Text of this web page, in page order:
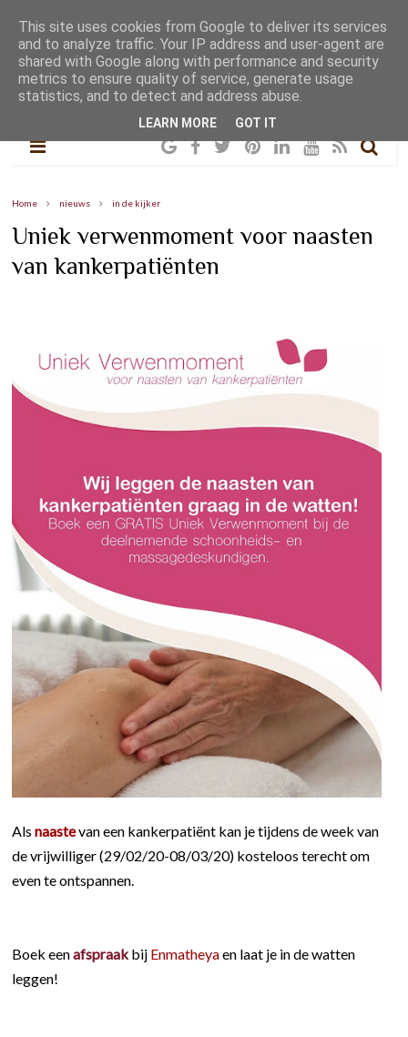
Home nieuws in de kijker
Uniek verwenmoment voor naasten
van kankerpatiënten
Alsnaastevan een kankerpatiënt kan je tijdens de week van
de vrijwilliger (29/02/20-08/03/20) kosteloos terecht om
even te ontspannen.
Boek eenafspraakbij Enmatheyaen laat je in de watten
leggen!
This site uses cookies from Google to deliver its services
and to analyze traffic. Your IP address and user-agent are
shared with Google along with performance and security
metrics to ensure quality of service, generate usage
statistics, and to detect and address abuse.
LEARN MORE GOT IT